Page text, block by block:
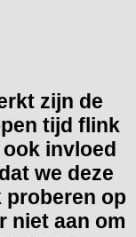
zijn de
tijd flink
invloed
we deze
proberen op
niet aan om